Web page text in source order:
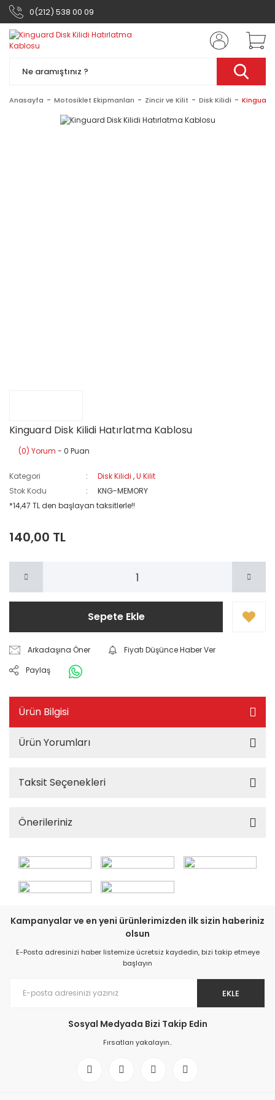
0(212) 538 00 09
Anasayfa Motosiklet Ekipmanları Zincir ve Kilit Disk Kilidi
Kinguard Disk Kilidi Hatırlatma Kablosu
(0) Yorum - 0 Puan
Kategori Disk Kilidi ,U Kilit
Stok Kodu
KNG-MEMORY
*14,47 TL den başlayan taksitlerle!!
140,00 TL
Sepete Ekle
Arkadaşına Öner
Fiyatı Düşünce Haber Ver
Paylaş
Ürün Bilgisi
Ürün Yorumları
Taksit Seçenekleri
Önerileriniz
Kampanyalar ve en yeni ürünlerimizden ilk sizin haberiniz
olsun
E-Posta adresinizi haber listemize ücretsiz kaydedin, bizi takip etmeye
başlayın
EKLE
Sosyal Medyada Bizi Takip Edin
Fırsatları yakalayın..